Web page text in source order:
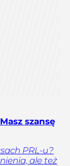
szansę
PRL-u?
ale też